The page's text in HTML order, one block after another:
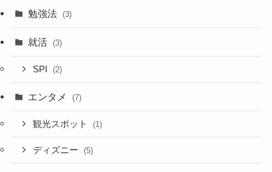
勉強法 (3)
就活 (3)
SPI (2)
エンタメ (7)
観光スポット (1)
ディズニー (5)